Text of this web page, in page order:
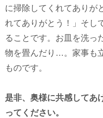
に掃除してくれてありが
れてありがとう！」そし
ることです。お皿を洗っ
物を畳んだり…。家事も
ものです。
是非、奥様に共感してあ
ってください。